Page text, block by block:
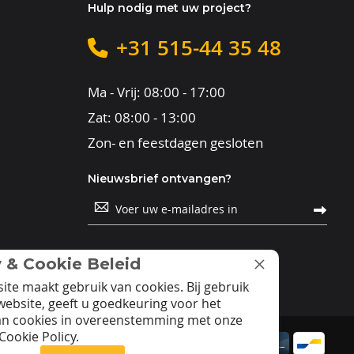
& Cookie Beleid
maakt gebruik van cookies. Bij gebruik
geeft u goedkeuring voor het
cookies in overeenstemming met onze
Policy.
Hulp nodig met uw project?
+31 515-44 35 48
Ma - Vrij: 08:00 - 17:00
Zat: 08:00 - 13:00
Zon- en feestdagen gesloten
Nieuwsbrief ontvangen?
Abonneer
op
nieuwsbrief